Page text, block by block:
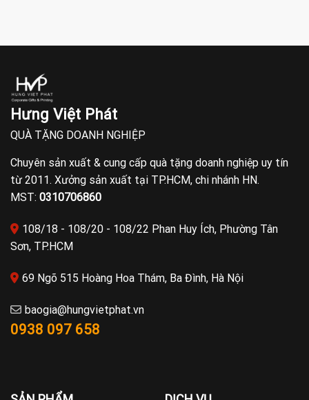
Hưng Việt Phát
QUÀ TẶNG DOANH NGHIỆP
Chuyên sản xuất & cung cấp quà tặng doanh nghiệp uy tín
từ 2011. Xưởng sản xuất tại TP.HCM, chi nhánh HN.
MST: 0310706860
108/18 - 108/20 - 108/22 Phan Huy Ích, Phường Tân
Sơn, TP.HCM
69 Ngõ 515 Hoàng Hoa Thám, Ba Đình, Hà Nội
baogia@hungvietphat.vn
0938 097 658